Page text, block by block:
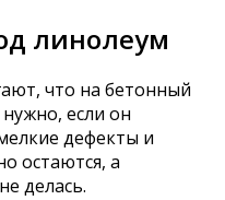
линолеум
что на бетонный
если он
дефекты и
остаются, а
делась.